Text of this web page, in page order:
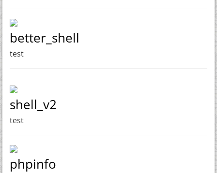
better_shell
test
shell_v2
test
phpinfo